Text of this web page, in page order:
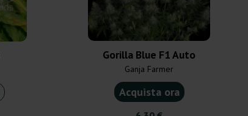
Gorilla Blue F1 Auto
Ganja Farmer
Acquista ora